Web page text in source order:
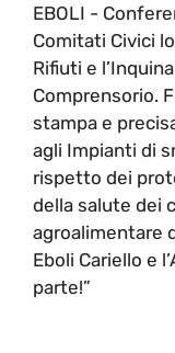
EBOLI -
Comitati Civici
Rifiuti e
Comprensorio.
stampa e
agli Impianti di
rispetto dei
della salute dei
agroalimentare
Eboli Cariello e
parte!”